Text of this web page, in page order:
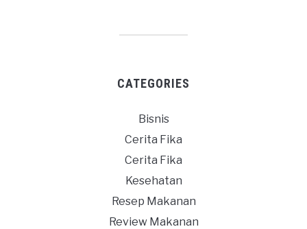
CATEGORIES
Bisnis
Cerita Fika
Cerita Fika
Kesehatan
Resep Makanan
Review Makanan